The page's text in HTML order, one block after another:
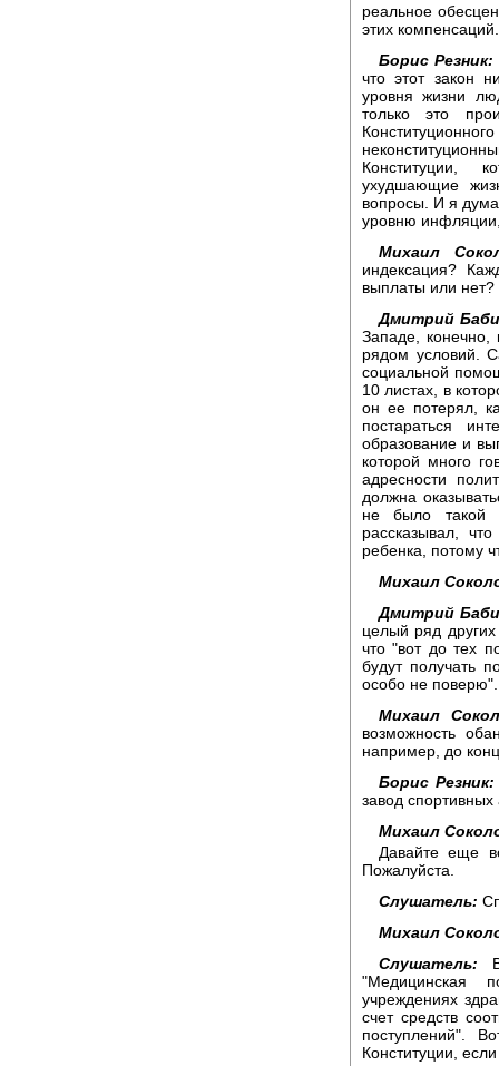
реальное
этих
Борис Резник:
что этот закон
уровня жизни
только это
Конституции,
ухудшающие
вопросы. И я
уровню
Михаил
индексация?
выплаты или нет?
Дмитрий
Западе, конечно,
рядом условий.
социальной
10 листах, в
он ее потерял,
постараться
образование и
которой много
адресности
должна
не было такой
рассказывал,
ребенка, потому
Михаил
Дмитрий
целый ряд
что "вот до тех
будут получать
особо не поверю".
Михаил
возможность
например, до
Борис Резник:
завод
Михаил
Давайте еще
Пожалуйста.
Слушатель:
Михаил
Слушатель:
"Медицинская
учреждениях
счет средств
поступлений".
Конституции,